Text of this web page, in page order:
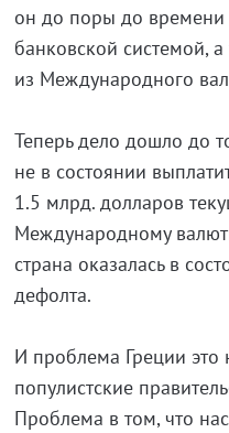
он до поры до времени
банковской системой,
из Международного
Теперь дело дошло до
не в состоянии
1.5 млрд. долларов
Международному
страна оказалась в
дефолта.
И проблема Греции это
популистские
Проблема в том, что